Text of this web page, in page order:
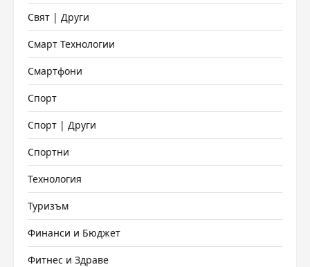
Свят | Други
Смарт Технологии
Смартфони
Спорт
Спорт | Други
Спортни
Технология
Туризъм
Финанси и Бюджет
Фитнес и Здраве